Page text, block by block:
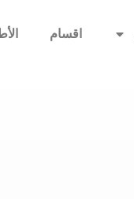
اقسام